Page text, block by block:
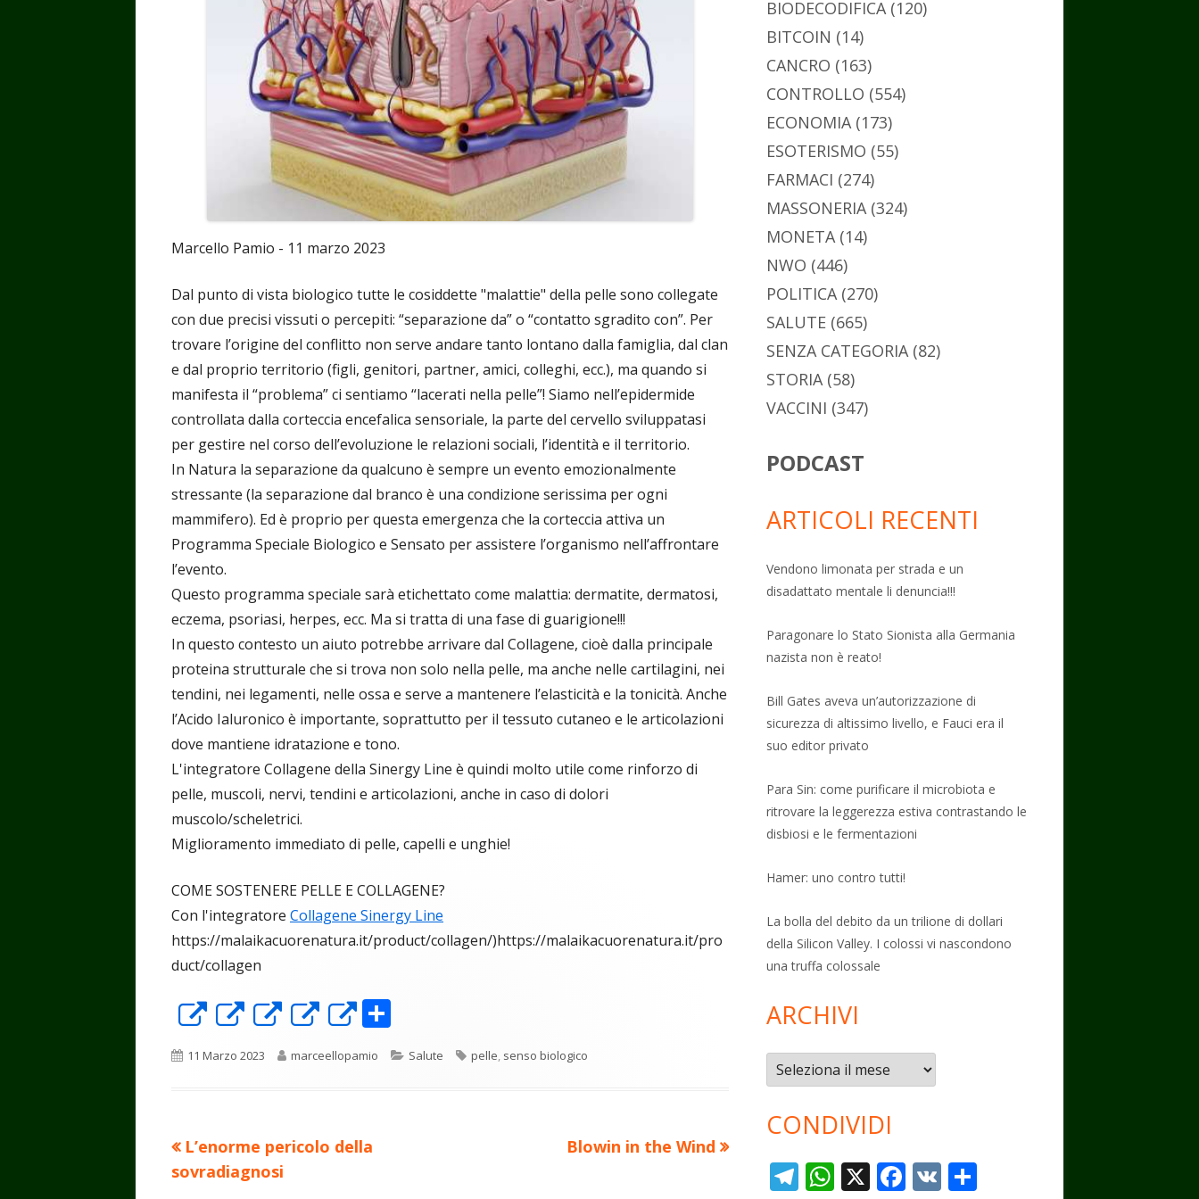
di
Marcello Pamio - 11 marzo 2023
Dal punto di vista biologico tutte le cosiddette "malattie" della pelle sono collegate
con due precisi vissuti o percepiti: “separazione da” o “contatto sgradito con”. Per
trovare l’origine del conflitto non serve andare tanto lontano dalla famiglia, dal clan
e dal proprio territorio (figli, genitori, partner, amici, colleghi, ecc.), ma quando si
manifesta il “problema” ci sentiamo “lacerati nella pelle”! Siamo nell’epidermide
controllata dalla corteccia encefalica sensoriale, la parte del cervello sviluppatasi
per gestire nel corso dell’evoluzione le relazioni sociali, l’identità e il territorio.
In Natura la separazione da qualcuno è sempre un evento emozionalmente
stressante (la separazione dal branco è una condizione serissima per ogni
mammifero). Ed è proprio per questa emergenza che la corteccia attiva un
Programma Speciale Biologico e Sensato per assistere l’organismo nell’affrontare
l’evento.
Questo programma speciale sarà etichettato come malattia: dermatite, dermatosi,
eczema, psoriasi, herpes, ecc. Ma si tratta di una fase di guarigione!!!
In questo contesto un aiuto potrebbe arrivare dal Collagene, cioè dalla principale
proteina strutturale che si trova non solo nella pelle, ma anche nelle cartilagini, nei
tendini, nei legamenti, nelle ossa e serve a mantenere l’elasticità e la tonicità. Anche
l’Acido Ialuronico è importante, soprattutto per il tessuto cutaneo e le articolazioni
dove mantiene idratazione e tono.
L'integratore Collagene della Sinergy Line è quindi molto utile come rinforzo di
pelle, muscoli, nervi, tendini e articolazioni, anche in caso di dolori
muscolo/scheletrici.
Miglioramento immediato di pelle, capelli e unghie!
COME SOSTENERE PELLE E COLLAGENE?
Con l'integratore Collagene Sinergy Line
https://malaikacuorenatura.it/product/collagen/)https://malaikacuorenatura.it/pro
duct/collagen
Apre
in
una
Apre
in
una
Apre
in
una
Apre
in
una
Apre
in
una
o
n
Pubblicato
11 Marzo 2023 Autore
marceellopamio Categorie
Salute Tag
pelle, senso biologico
Navigazione
articoli
Precedente
articolo:
L’enorme pericolo della
sovradiagnosi
Nuovo
Blowin in the Wind
BIODECODIFICA(120)
BITCOIN (14)
CANCRO (163)
CONTROLLO (554)
ECONOMIA(173)
ESOTERISMO (55)
FARMACI (274)
MASSONERIA(324)
MONETA(14)
NWO (446)
POLITICA(270)
SALUTE (665)
SENZA CATEGORIA(82)
STORIA(58)
VACCINI (347)
PODCAST
ARTICOLI RECENTI
Vendono limonata per strada e un
disadattato mentale li denuncia!!!
Paragonare lo Stato Sionista alla Germania
nazista non è reato!
Bill Gates aveva un’autorizzazione di
sicurezza di altissimo livello, e Fauci era il
suo editor privato
Para Sin: come purificare il microbiota e
ritrovare la leggerezza estiva contrastando le
disbiosi e le fermentazioni
Hamer: uno contro tutti!
La bolla del debito da un trilione di dollari
della Silicon Valley. I colossi vi nascondono
una truffa colossale
ARCHIVI
Archivi
CONDIVIDI
T W X F V